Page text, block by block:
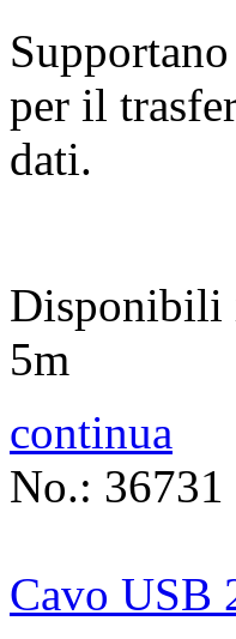
per il
dati.
Disponibili
5m
continua
No.: 36731
Cavo USB